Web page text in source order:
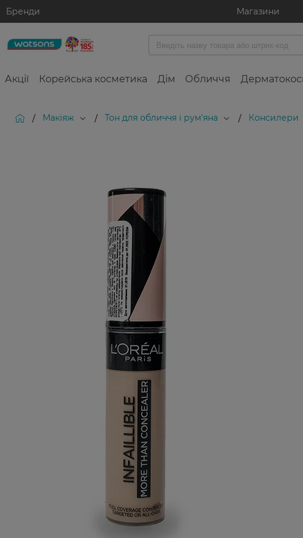
Бренди Магазини
Акції Корейська косметика Дім Обличчя
/ Макіяж / Тон для обличчя і рум'яна / Консилери